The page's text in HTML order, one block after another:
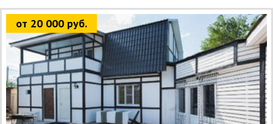
от 20 000 руб.